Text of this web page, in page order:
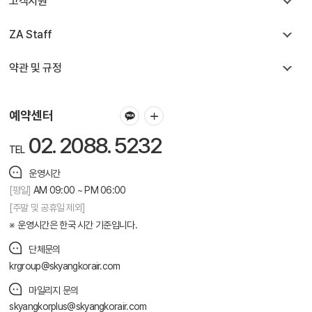
ZA Staff
약관 및 규정
예약센터
TEL 02. 2088. 5232
운영시간
[평일] AM 09:00 ~ PM 06:00
[주말 및 공휴일 제외]
운영시간은 한국 시간 기준입니다.
단체문의
krgroup@skyangkorair.com
마일리지 문의
skyangkorplus@skyangkorair.com